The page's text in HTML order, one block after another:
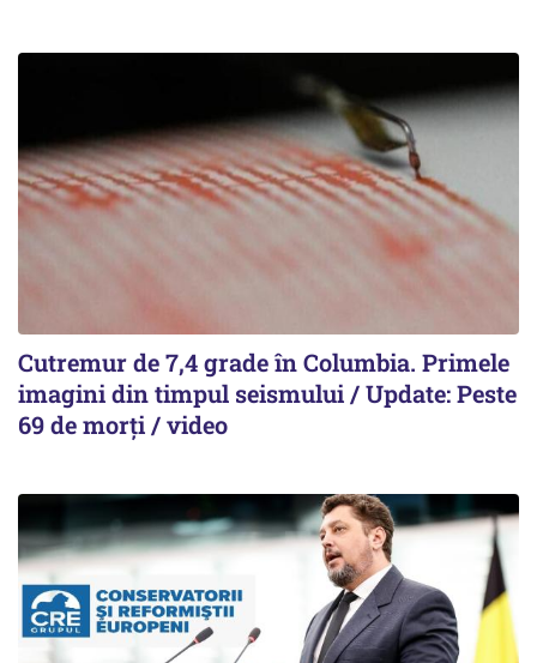
Cutremur de 7,4 grade în Columbia. Primele
imagini din timpul seismului / Update: Peste
69 de morți / video